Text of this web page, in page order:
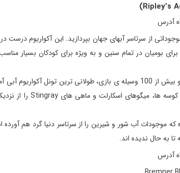
بومیان در تمام سنین و به ویژه برای کودکان بسیار
این آکواریوم با گنجایش بیش از 5.7 میلیون لیتر آب و بیش از 100 وسیله ی بازی،
گالری مجزا تشکیل شده که موجودات آب شور و شیرین را از سرتاسر دنیا
به حال ندیده اند.